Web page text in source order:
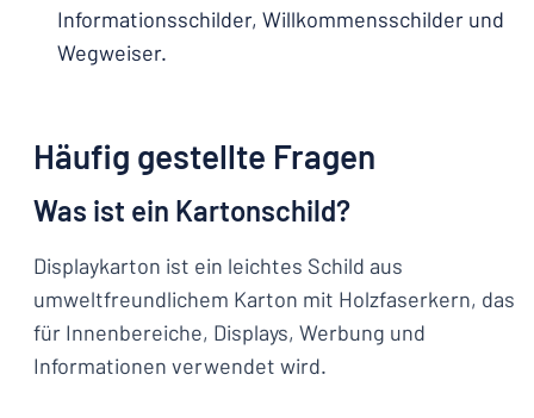
Informationsschilder, Willkommensschilder und
Wegweiser.
Häufig gestellte Fragen
Was ist ein Kartonschild?
Displaykarton ist ein leichtes Schild aus
umweltfreundlichem Karton mit Holzfaserkern, das
für Innenbereiche, Displays, Werbung und
Informationen verwendet wird.